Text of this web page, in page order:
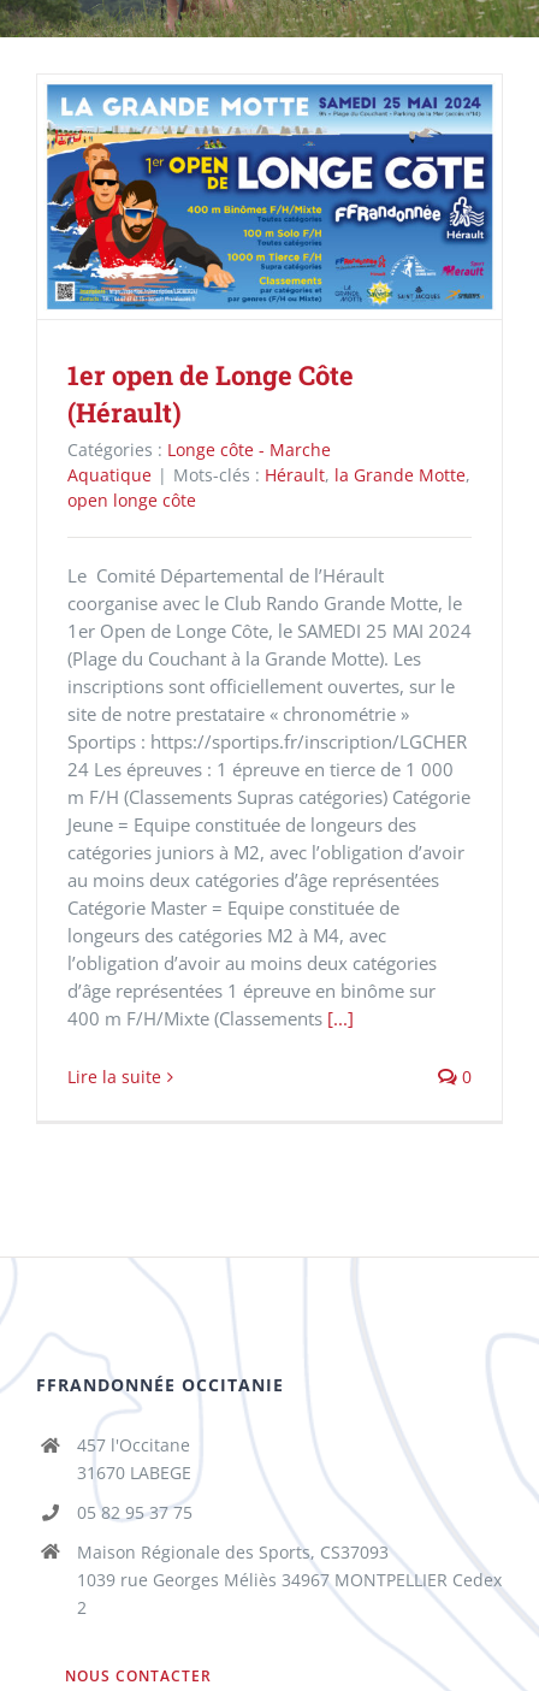
1er open de Longe Côte
(Hérault)
Catégories : Longe côte - Marche
Aquatique | Mots-clés : Hérault, la Grande Motte,
open longe côte
Le Comité Départemental de l’Hérault
coorganise avec le Club Rando Grande Motte, le
1er Open de Longe Côte, le SAMEDI 25 MAI 2024
(Plage du Couchant à la Grande Motte). Les
inscriptions sont officiellement ouvertes, sur le
site de notre prestataire « chronométrie »
Sportips : https://sportips.fr/inscription/LGCHER
24 Les épreuves : 1 épreuve en tierce de 1 000
m F/H (Classements Supras catégories) Catégorie
Jeune = Equipe constituée de longeurs des
catégories juniors à M2, avec l’obligation d’avoir
au moins deux catégories d’âge représentées
Catégorie Master = Equipe constituée de
longeurs des catégories M2 à M4, avec
l’obligation d’avoir au moins deux catégories
d’âge représentées 1 épreuve en binôme sur
400 m F/H/Mixte (Classements [...]
Lire la suite 0
FFRANDONNÉE OCCITANIE
457 l'Occitane
31670 LABEGE
05 82 95 37 75
Maison Régionale des Sports, CS37093
1039 rue Georges Méliès 34967 MONTPELLIER Cedex
2
NOUS CONTACTER